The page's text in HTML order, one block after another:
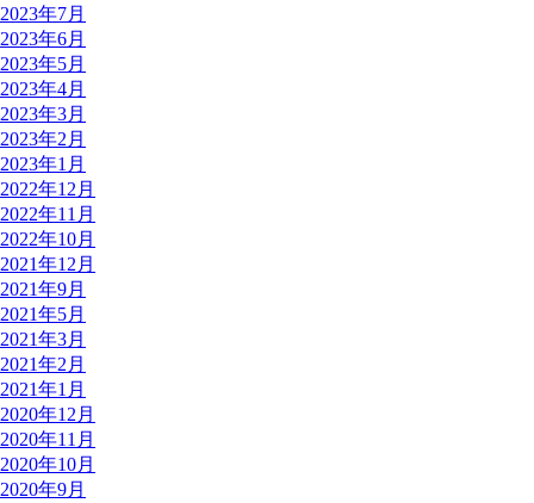
2023年7月
2023年6月
2023年5月
2023年4月
2023年3月
2023年2月
2023年1月
2022年12月
2022年11月
2022年10月
2021年12月
2021年9月
2021年5月
2021年3月
2021年2月
2021年1月
2020年12月
2020年11月
2020年10月
2020年9月